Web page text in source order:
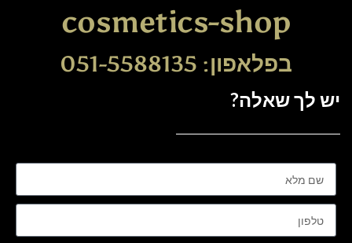
cosmetics-shop
בפלאפון: 051-5588135
יש לך שאלה?